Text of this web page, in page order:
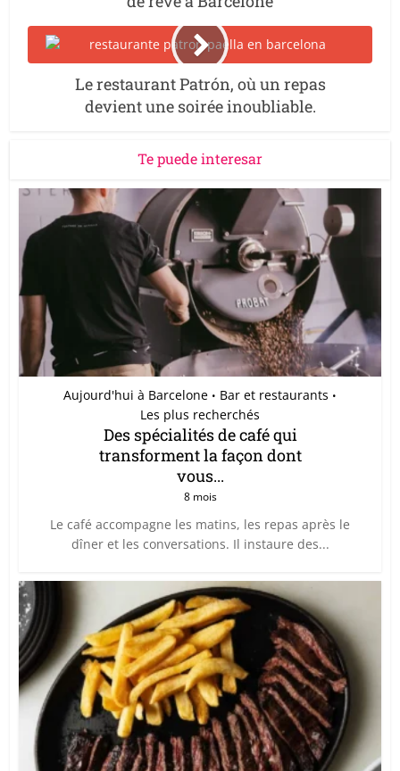
Le restaurant Patrón, où un repas
devient une soirée inoubliable.
Te puede interesar
Aujourd'hui à Barcelone • Bar et restaurants •
Les plus recherchés
Des spécialités de café qui
transforment la façon dont
vous...
8 mois
Le café accompagne les matins, les repas après le
dîner et les conversations. Il instaure des...